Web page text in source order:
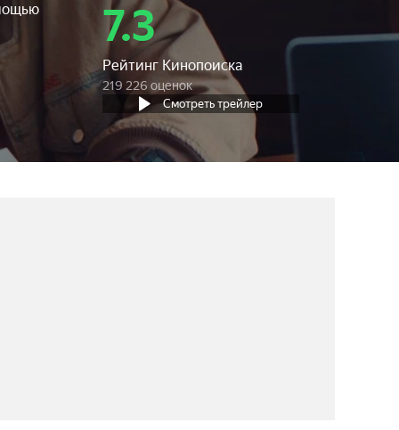
7.3
Рейтинг Кинопоиска
219 226 оценок
Смотреть трейлер